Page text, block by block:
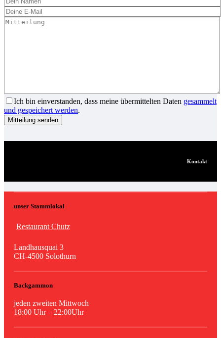
Ich bin einverstanden, dass meine übermittelten Daten gesammelt
und gespeichert werden.
Kontakt
unser Stammlokal
Restaurant Chutz
Landhausquai 3
CH-4500 Solothurn
Backgammon
jeden zweiten Mittwoch
18:00 Uhr – 22:00Uhr